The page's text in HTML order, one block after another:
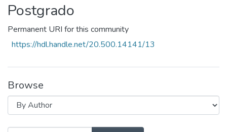
Postgrado
Permanent URI for this community
https://hdl.handle.net/20.500.14141/13
Browse